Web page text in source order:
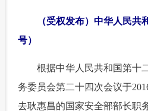
（受权发布）中华人民共
号）
根据中华人民共和国第十
务委员会第二十四次会议于
去耿惠昌的国家安全部部长职